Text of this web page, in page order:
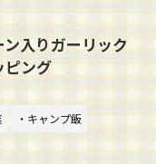
ン入りガーリック
ピング
・キャンプ飯